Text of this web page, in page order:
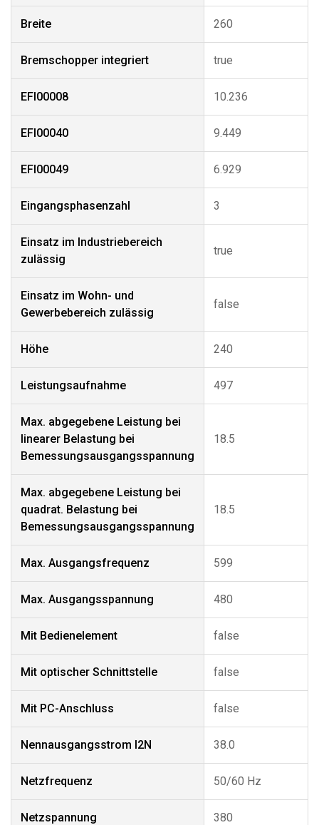
Breite 260
Bremschopper integriert true
EFI00008 10.236
EFI00040 9.449
EFI00049 6.929
Eingangsphasenzahl 3
Einsatz im Industriebereich
zulässig
true
Einsatz im Wohn- und
Gewerbebereich zulässig
false
Höhe 240
Leistungsaufnahme 497
Max. abgegebene Leistung bei
linearer Belastung bei
Bemessungsausgangsspannung
18.5
Max. abgegebene Leistung bei
quadrat. Belastung bei
Bemessungsausgangsspannung
18.5
Max. Ausgangsfrequenz 599
Max. Ausgangsspannung 480
Mit Bedienelement false
Mit optischer Schnittstelle false
Mit PC-Anschluss false
Nennausgangsstrom I2N 38.0
Netzfrequenz 50/60 Hz
Netzspannung 380